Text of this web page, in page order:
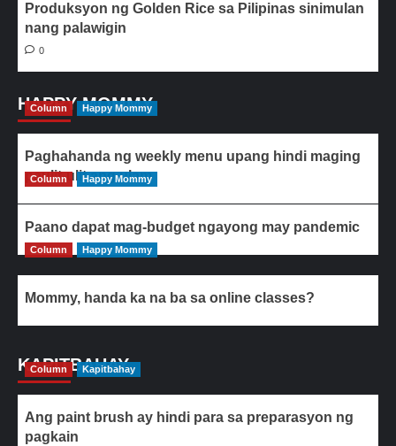
Produksyon ng Golden Rice sa Pilipinas sinimulan
nang palawigin
0
HAPPY MOMMY
Column Happy Mommy
Paghahanda ng weekly menu upang hindi maging
paulit-ulit ang ulam
Column Happy Mommy
Paano dapat mag-budget ngayong may pandemic
Column Happy Mommy
Mommy, handa ka na ba sa online classes?
KAPITBAHAY
Column Kapitbahay
Ang paint brush ay hindi para sa preparasyon ng
pagkain